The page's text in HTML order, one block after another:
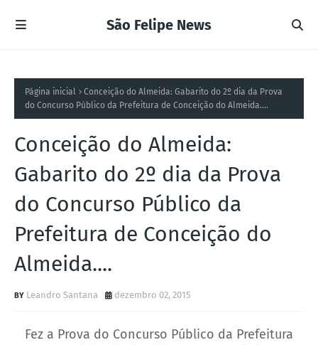
São Felipe News
Página inicial
Conceição do Almeida: Gabarito do 2º dia da Prova
do Concurso Público da Prefeitura de Conceição do Almeida....
Conceição do Almeida:
Gabarito do 2º dia da Prova
do Concurso Público da
Prefeitura de Conceição do
Almeida....
Leandro Santana dezembro 02, 2015
Fez a Prova do Concurso Público da Prefeitura